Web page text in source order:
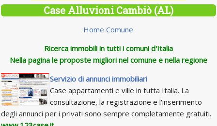
Case Alluvioni Cambiò (AL)
Home Comune
Ricerca immobili in tutti i comuni d'Italia
Nella pagina le proposte migliori nel comune e nella regione
Servizio di annunci immobiliari
Case appartamenti e ville in tutta Italia. La
consultazione, la registrazione e l'inserimento
degli annunci per i privati sono sempre completamente gratuiti.